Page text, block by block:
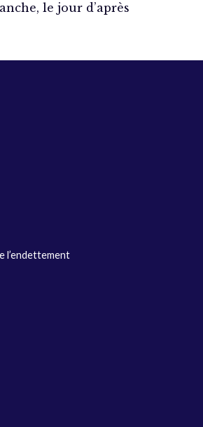
le jour d’après
l’endettement